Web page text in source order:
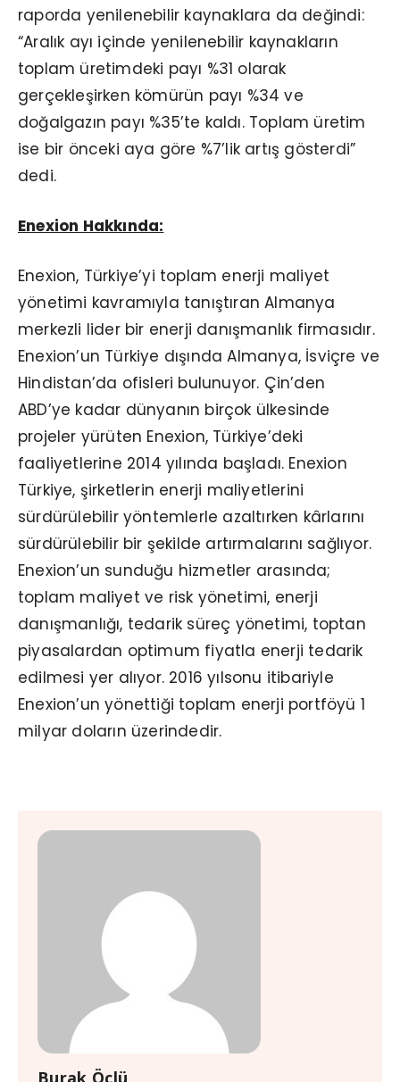
raporda yenilenebilir kaynaklara da değindi:
“Aralık ayı içinde yenilenebilir kaynakların
toplam üretimdeki payı %31 olarak
gerçekleşirken kömürün payı %34 ve
doğalgazın payı %35’te kaldı. Toplam üretim
ise bir önceki aya göre %7’lik artış gösterdi”
dedi.
Enexion Hakkında:
Enexion, Türkiye’yi toplam enerji maliyet
yönetimi kavramıyla tanıştıran Almanya
merkezli lider bir enerji danışmanlık firmasıdır.
Enexion’un Türkiye dışında Almanya, İsviçre ve
Hindistan’da ofisleri bulunuyor. Çin’den
ABD’ye kadar dünyanın birçok ülkesinde
projeler yürüten Enexion, Türkiye’deki
faaliyetlerine 2014 yılında başladı. Enexion
Türkiye, şirketlerin enerji maliyetlerini
sürdürülebilir yöntemlerle azaltırken kârlarını
sürdürülebilir bir şekilde artırmalarını sağlıyor.
Enexion’un sunduğu hizmetler arasında;
toplam maliyet ve risk yönetimi, enerji
danışmanlığı, tedarik süreç yönetimi, toptan
piyasalardan optimum fiyatla enerji tedarik
edilmesi yer alıyor. 2016 yılsonu itibariyle
Enexion’un yönettiği toplam enerji portföyü 1
milyar doların üzerindedir.
Burak Öçlü